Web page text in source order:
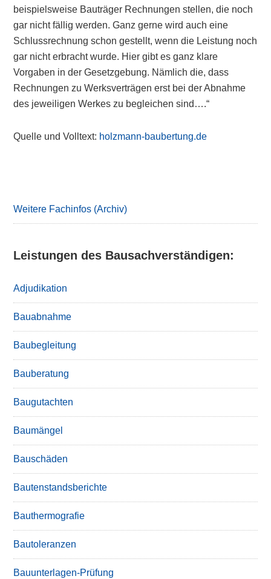
beispielsweise Bauträger Rechnungen stellen, die noch
gar nicht fällig werden. Ganz gerne wird auch eine
Schlussrechnung schon gestellt, wenn die Leistung noch
gar nicht erbracht wurde. Hier gibt es ganz klare
Vorgaben in der Gesetzgebung. Nämlich die, dass
Rechnungen zu Werksverträgen erst bei der Abnahme
des jeweiligen Werkes zu begleichen sind….“
Quelle und Volltext: holzmann-baubertung.de
Weitere Fachinfos (Archiv)
Leistungen des Bausachverständigen:
Adjudikation
Bauabnahme
Baubegleitung
Bauberatung
Baugutachten
Baumängel
Bauschäden
Bautenstandsberichte
Bauthermografie
Bautoleranzen
Bauunterlagen-Prüfung